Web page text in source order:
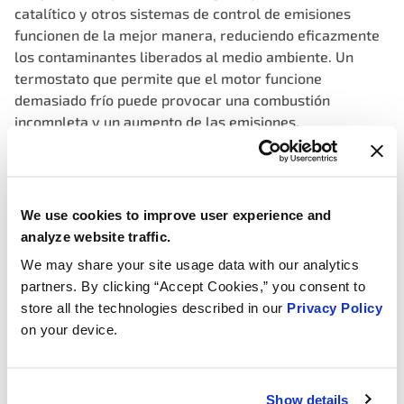
We use cookies to improve user experience and
analyze website traffic.
We may share your site usage data with our analytics
partners. By clicking “Accept Cookies,” you consent to
store all the technologies described in our Privacy Policy
on your device.
Show details
catalítico y otros sistemas de control de emisiones
funcionen de la mejor manera, reduciendo eficazmente
los contaminantes liberados al medio ambiente. Un
termostato que permite que el motor funcione
demasiado frío puede provocar una combustión
incompleta y un aumento de las emisiones.
Si bien el termostato puede ser un componente pequeño
la optimización del rendimiento del motor, la eficiencia
del combustible y la reducción de emisiones.
Asegurarse de que el termostato de su vehículo esté en
buenas condiciones de funcionamiento y se reemplace
cuando sea necesario puede contribuir a un motor de
funcionamiento más suave, una mejor economía de